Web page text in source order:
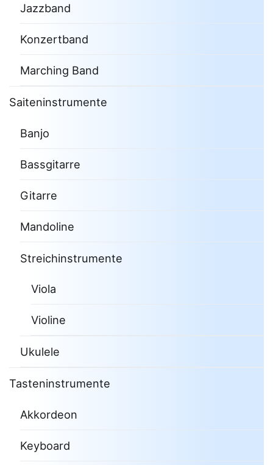
Jazzband
Konzertband
Marching Band
Saiteninstrumente
Banjo
Bassgitarre
Gitarre
Mandoline
Streichinstrumente
Viola
Violine
Ukulele
Tasteninstrumente
Akkordeon
Keyboard